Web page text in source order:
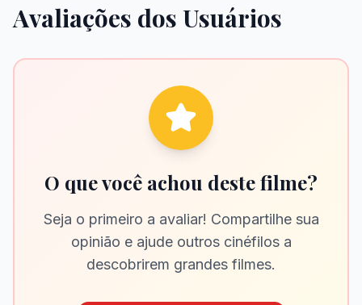
Avaliações dos Usuários
O que você achou deste filme?
Seja o primeiro a avaliar! Compartilhe sua
opinião e ajude outros cinéfilos a
descobrirem grandes filmes.